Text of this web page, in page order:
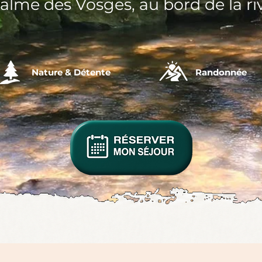
des Vosges, au bord de la
Nature & Détente Randonnée